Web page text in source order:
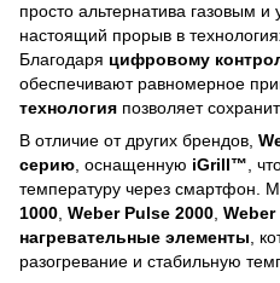
просто альтернатива газовым
настоящий прорыв в
Благодаря цифровому
обеспечивают равномерное
технология позволяет
В отличие от других брендов,
серию , оснащенную iGrill™ ,
температуру через смартфон.
1000 Weber Pulse 2000
нагревательные элементы ,
разогревание и стабильную